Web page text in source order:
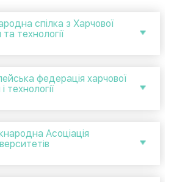
спілка з Харчової
технології
федерація харчової
технології
Асоціація